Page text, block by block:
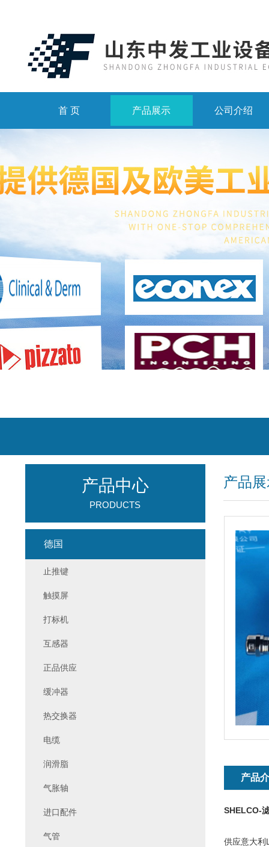
首 页 产品展示 公司介绍
产品
产品
SHELCO-
供应意大利
产品中心
PRODUCTS
德国
止推键
触摸屏
打标机
互感器
正品供应
缓冲器
热交换器
电缆
润滑脂
气胀轴
进口配件
气管